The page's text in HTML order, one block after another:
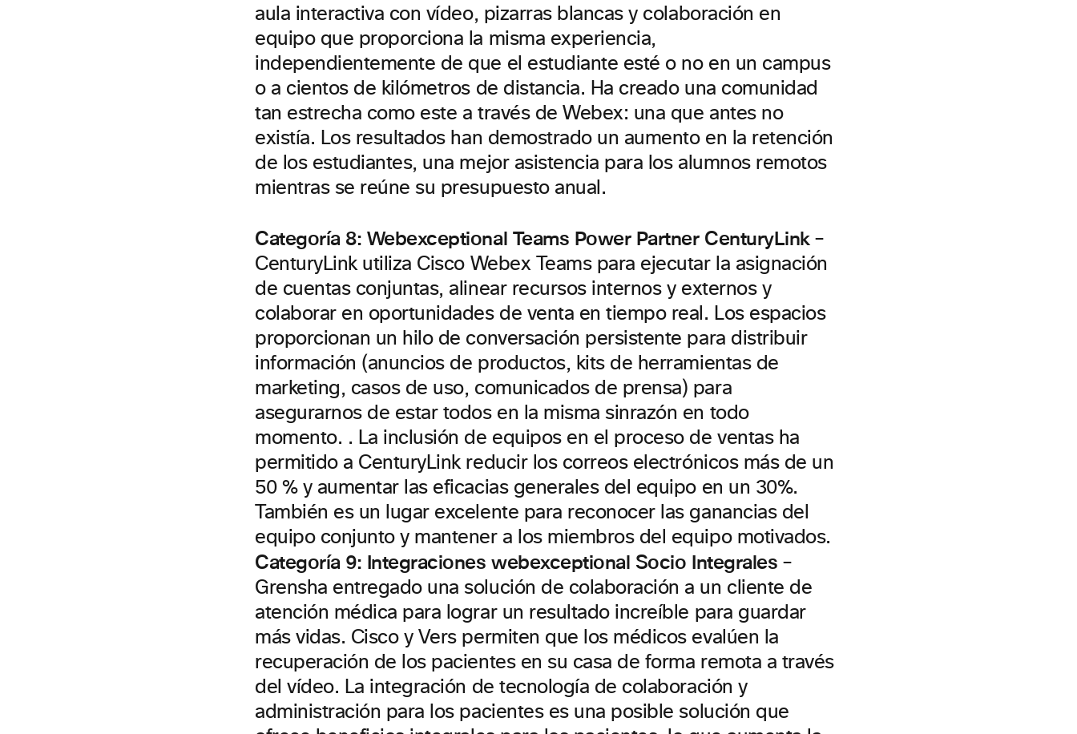
aula interactiva con vídeo, pizarras blancas y colaboración en
equipo que proporciona la misma experiencia,
independientemente de que el estudiante esté o no en un campus
o a cientos de kilómetros de distancia. Ha creado una comunidad
tan estrecha como este a través de Webex: una que antes no
existía. Los resultados han demostrado un aumento en la retención
de los estudiantes, una mejor asistencia para los alumnos remotos
mientras se reúne su presupuesto anual.
Categoría 8: Webexceptional Teams Power Partner CenturyLink–
CenturyLink utiliza Cisco Webex Teams para ejecutar la asignación
de cuentas conjuntas, alinear recursos internos y externos y
colaborar en oportunidades de venta en tiempo real. Los espacios
proporcionan un hilo de conversación persistente para distribuir
información (anuncios de productos, kits de herramientas de
marketing, casos de uso, comunicados de prensa) para
asegurarnos de estar todos en la misma sinrazón en todo
momento. . La inclusión de equipos en el proceso de ventas ha
permitido a CenturyLink reducir los correos electrónicos más de un
50 % y aumentar las eficacias generales del equipo en un 30%.
También es un lugar excelente para reconocer las ganancias del
equipo conjunto y mantener a los miembros del equipo motivados.
Categoría 9: Integraciones webexceptional Socio Integrales –
Grensha entregado una solución de colaboración a un cliente de
atención médica para lograr un resultado increíble para guardar
más vidas. Cisco y Vers permiten que los médicos evalúen la
recuperación de los pacientes en su casa de forma remota a través
del vídeo. La integración de tecnología de colaboración y
administración para los pacientes es una posible solución que